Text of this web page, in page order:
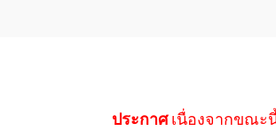
ประกาศเนื่องจากขณะ